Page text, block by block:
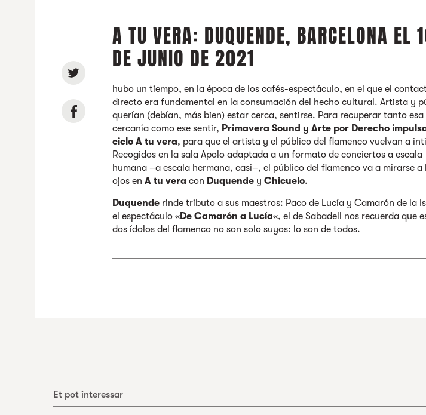
A TU VERA: DUQUENDE, BARCELONA EL
DE JUNIO DE 2021
hubo un tiempo, en la época de los cafés-espectáculo, en el que el
directo era fundamental en la consumación del hecho cultural. Artista y
querían (debían, más bien) estar cerca, sentirse. Para recuperar tanto esa
cercanía como ese sentir, Primavera Sound y Arte por Derecho
ciclo A tu vera, para que el artista y el público del flamenco vuelvan a
Recogidos en la sala Apolo adaptada a un formato de conciertos a escala
humana –a escala hermana, casi–, el público del flamenco va a mirarse a
ojos enA tu vera con Duquende yChicuelo.
Duquende rinde tributo a sus maestros: Paco de Lucía y Camarón de la
el espectáculo «De Camarón a Lucía«, el de Sabadell nos recuerda que
dos ídolos del flamenco no son solo suyos: lo son de todos.
Et pot interessar